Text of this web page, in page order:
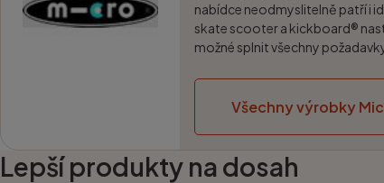
nabídce neodmyslitelně patří i
skate scooter a kickboard®
možné splnit všechny
Všechny výrobky
Lepší produkty na dosah